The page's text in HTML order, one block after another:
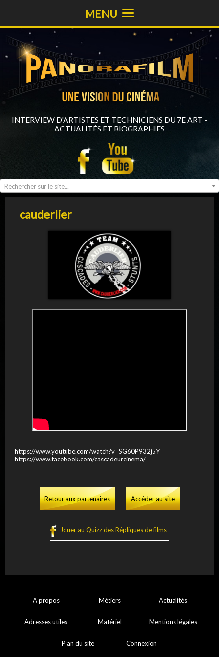
INTERVIEW D'ARTISTES ET TECHNICIENS DU 7E ART -
ACTUALITÉS ET BIOGRAPHIES
Rechercher sur le site...
MENU
cauderlier
https://www.youtube.com/watch?v=SG60P932j5Y
https://www.facebook.com/cascadeurcinema/
Retour aux partenaires Accéder au site
Jouer au Quizz des Répliques de films
A propos Métiers Actualités
Adresses utiles Matériel Mentions légales
Plan du site Connexion